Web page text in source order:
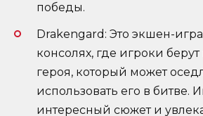
победы.
Drakengard: Это экшен-
консолях, где игроки
героя, который может
использовать его в битве.
интересный сюжет и